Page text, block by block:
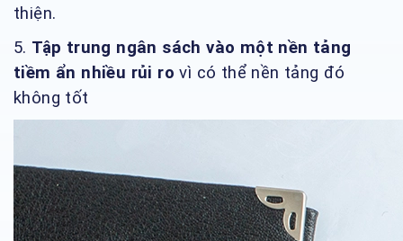
thiện.
5. Tập trung ngân sách vào một nền tảng
tiềm ẩn nhiều rủi ro vì có thể nền tảng đó
không tốt